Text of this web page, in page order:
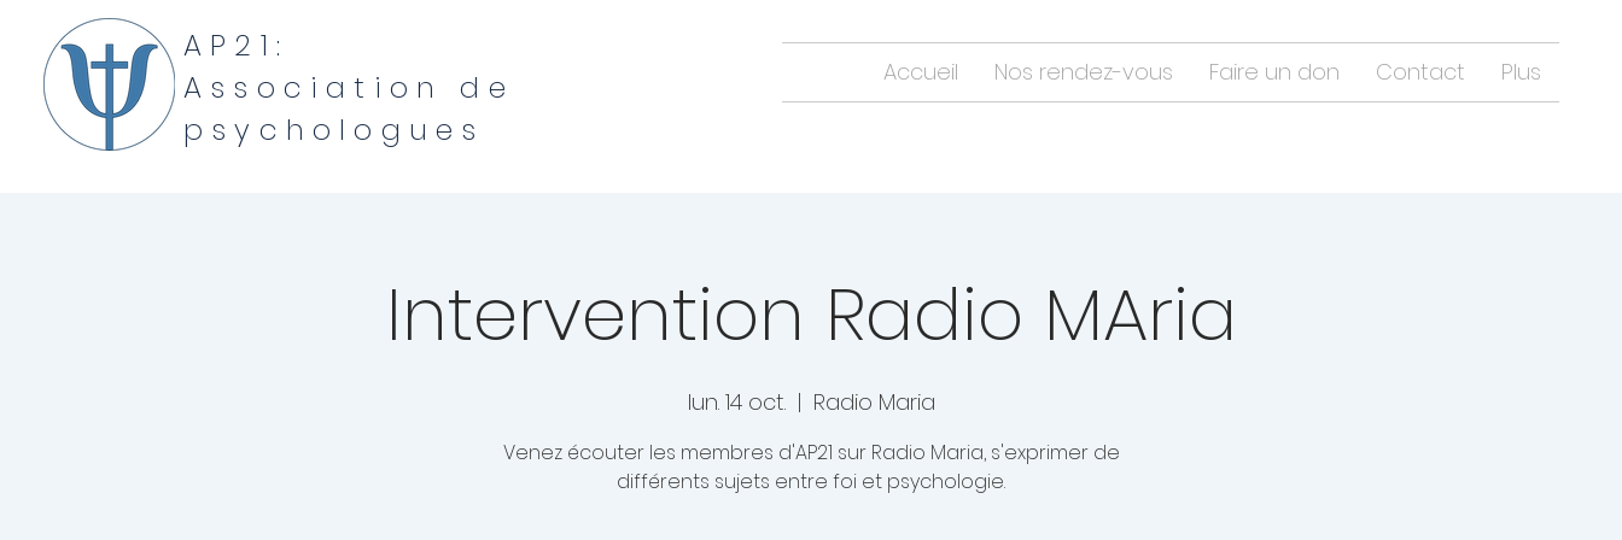
AP21:
Association de
psychologues
Accueil Nos rendez-vous Faire un don Contact Plus
Intervention Radio MAria
lun. 14 oct.
  |
Radio Maria
Venez écouter les membres d'AP21 sur Radio Maria, s'exprimer de
différents sujets entre foi et psychologie.